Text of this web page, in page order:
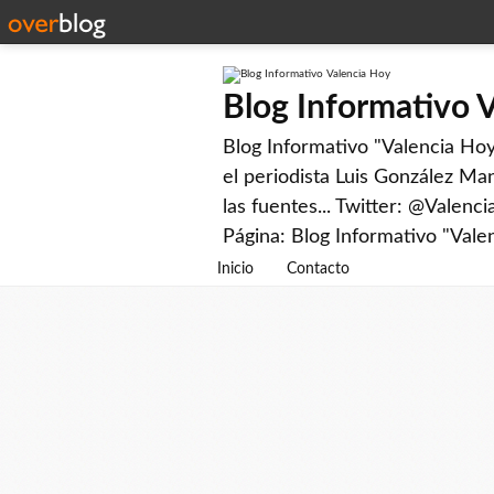
Blog Informativo
Blog Informativo "Valencia
el periodista Luis González
las fuentes... Twitter:
Página: Blog Informativo
Inicio Contacto